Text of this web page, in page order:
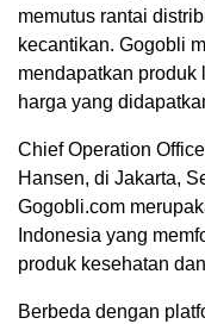
memutus rantai
kecantikan. Gogobli
mendapatkan
harga yang
Chief Operation
Hansen, di Jakarta,
Gogobli.com
Indonesia yang
produk kesehatan
Berbeda dengan